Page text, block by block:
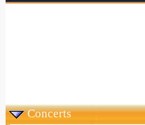
Concerts